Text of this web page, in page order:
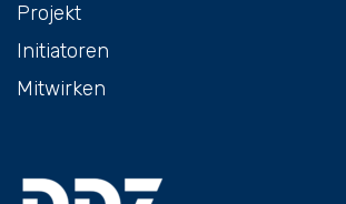
Projekt
Initiatoren
Mitwirken